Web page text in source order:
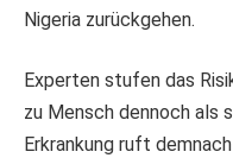
Nigeria zurückgehen.
Experten stufen das
zu Mensch dennoch als
Erkrankung ruft